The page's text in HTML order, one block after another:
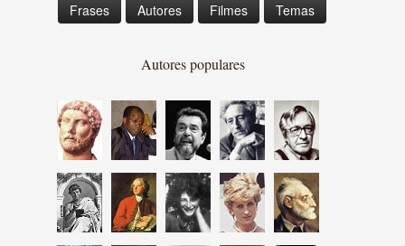
Frases Autores Filmes Temas
Autores populares